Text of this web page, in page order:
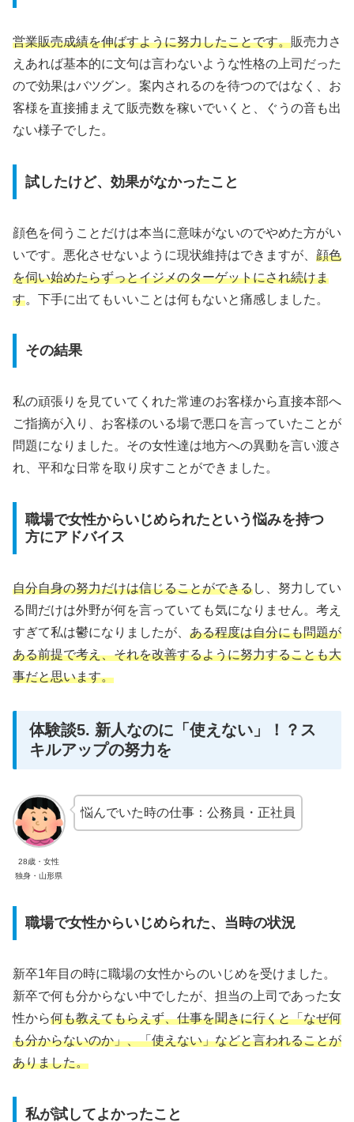
営業販売成績を伸ばすように努力したことです。販売力さ
えあれば基本的に文句は言わないような性格の上司だった
ので効果はバツグン。案内されるのを待つのではなく、お
客様を直接捕まえて販売数を稼いでいくと、ぐうの音も出
ない様子でした。
試したけど、効果がなかったこと
顔色を伺うことだけは本当に意味がないのでやめた方がい
いです。悪化させないように現状維持はできますが、 顔色
を伺い始めたらずっとイジメのターゲットにされ続けま
す。下手に出てもいいことは何もないと痛感しました。
その結果
私の頑張りを見ていてくれた常連のお客様から直接本部へ
ご指摘が入り、お客様のいる場で悪口を言っていたことが
問題になりました。その女性達は地方への異動を言い渡さ
れ、平和な日常を取り戻すことができました。
職場で女性からいじめられたという悩みを持つ
方にアドバイス
自分自身の努力だけは信じることができるし、努力してい
る間だけは外野が何を言っていても気になりません。考え
すぎて私は鬱になりましたが、 ある程度は自分にも問題が
ある前提で考え、それを改善するように努力することも大
事だと思います。
体験談5. 新人なのに「使えない」！？ス
キルアップの努力を
28歳・女性
独身・山形県
悩んでいた時の仕事：公務員・正社員
職場で女性からいじめられた、当時の状況
新卒1年目の時に職場の女性からのいじめを受けました。
新卒で何も分からない中でしたが、担当の上司であった女
性から何も教えてもらえず、仕事を聞きに行くと「なぜ何
も分からないのか」、「使えない」などと言われることが
ありました。
私が試してよかったこと